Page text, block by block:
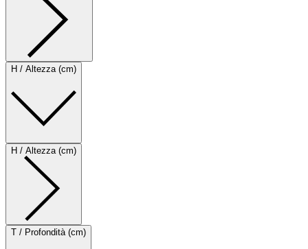
H / Altezza (cm)
H / Altezza (cm)
T / Profondità (cm)